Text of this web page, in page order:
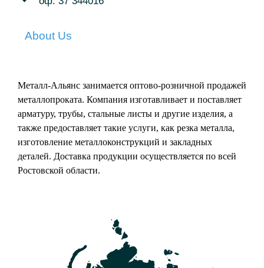
About Us
Металл-Альянс занимается оптово-розничной продажей
металлопроката. Компания изготавливает и поставляет
арматуру, трубы, стальные листы и другие изделия, а
также предоставляет такие услуги, как резка металла,
изготовление металлоконструкций и закладных
деталей. Доставка продукции осуществляется по всей
Ростовской области.